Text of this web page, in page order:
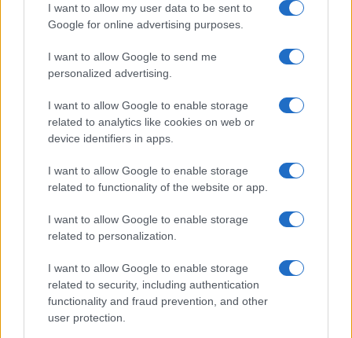
I want to allow my user data to be sent to
Google for online advertising purposes.
I want to allow Google to send me
personalized advertising.
I want to allow Google to enable storage
related to analytics like cookies on web or
device identifiers in apps.
I want to allow Google to enable storage
related to functionality of the website or app.
I want to allow Google to enable storage
related to personalization.
I want to allow Google to enable storage
related to security, including authentication
functionality and fraud prevention, and other
user protection.
Strategie per coprire posizioni spot e volatilità con perps
CRIPTOVALUTE